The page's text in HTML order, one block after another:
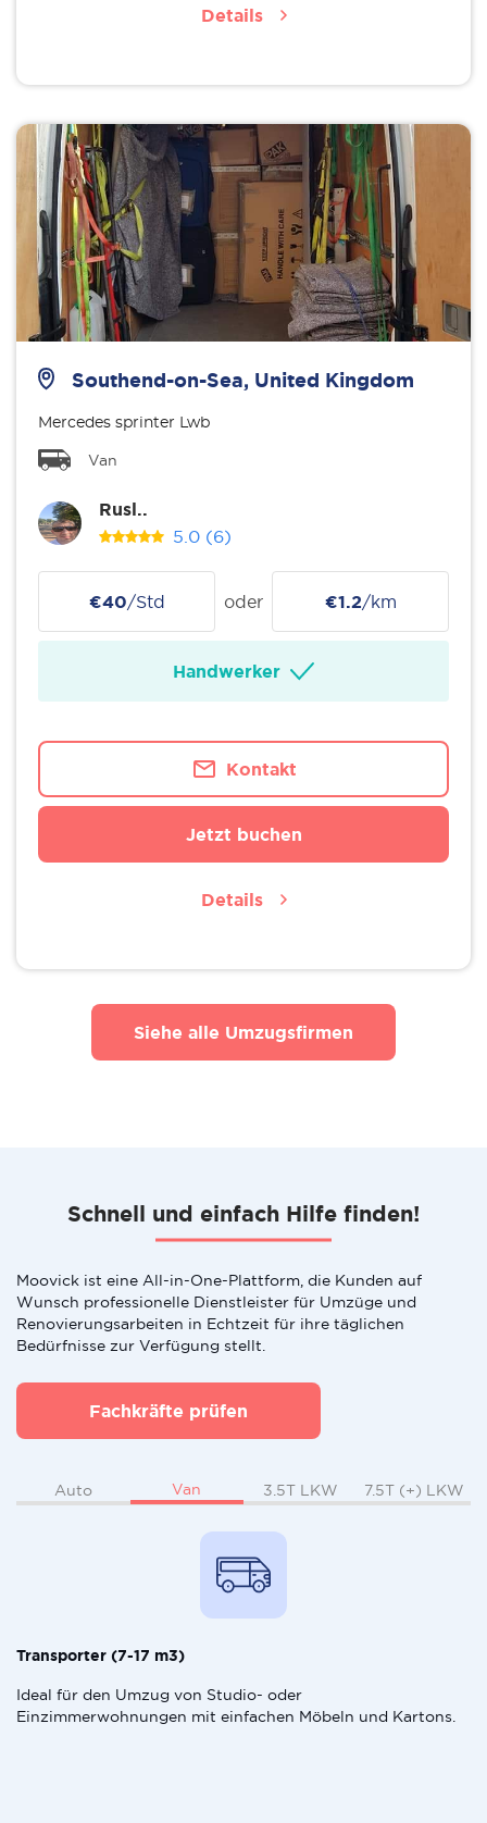
Details
Southend-on-Sea, United Kingdom
Mercedes sprinter Lwb
Van
Rusl..
5.0 (6)
€40/Std oder €1.2/km
Handwerker
Kontakt
Jetzt buchen
Details
Siehe alle Umzugsfirmen
Schnell und einfach Hilfe finden!
Moovick ist eine All-in-One-Plattform, die Kunden auf
Wunsch professionelle Dienstleister für Umzüge und
Renovierungsarbeiten in Echtzeit für ihre täglichen
Bedürfnisse zur Verfügung stellt.
Fachkräfte prüfen
Auto Van 3.5T LKW 7.5T (+) LKW
Transporter (7-17 m3)
Ideal für den Umzug von Studio- oder
Einzimmerwohnungen mit einfachen Möbeln und Kartons.